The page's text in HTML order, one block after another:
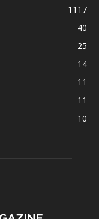
1117
40
25
14
11
11
10